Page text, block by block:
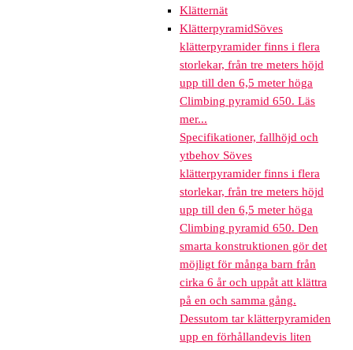
Klätternät
KlätterpyramidSöves
klätterpyramider finns i flera
storlekar, från tre meters höjd
upp till den 6,5 meter höga
Climbing pyramid 650. Läs
mer...
Specifikationer, fallhöjd och
ytbehov Söves
klätterpyramider finns i flera
storlekar, från tre meters höjd
upp till den 6,5 meter höga
Climbing pyramid 650. Den
smarta konstruktionen gör det
möjligt för många barn från
cirka 6 år och uppåt att klättra
på en och samma gång.
Dessutom tar klätterpyramiden
upp en förhållandevis liten